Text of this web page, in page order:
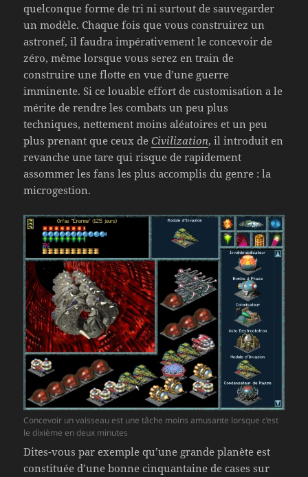
quelconque forme de tri ni surtout de sauvegarder
un modèle. Chaque fois que vous construirez un
astronef, il faudra impérativement le concevoir de
zéro, même lorsque vous serez en train de
construire une flotte en vue d’une guerre
imminente. Si ce louable effort de customisation a le
mérite de rendre les combats un peu plus
techniques, nettement moins aléatoires et un peu
plus prenant que ceux deCivilization, il introduit en
revanche une tare qui risque de rapidement
assommer les fans les plus accomplis du genre : la
microgestion.
Concevoir un vaisseau est une tâche moins amusante lorsque c’est
le dixième en deux minutes
Dites-vous par exemple qu’une grande planète est
constituée d’une bonne cinquantaine de cases sur